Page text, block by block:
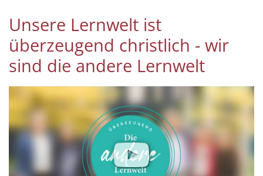
Unsere Lernwelt ist
überzeugend christlich - wir
sind die andere Lernwelt